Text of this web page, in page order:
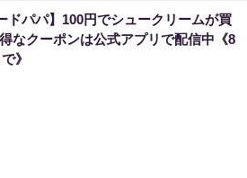
ドパパ】100円でシュークリームが買
なクーポンは公式アプリで配信中《8
》